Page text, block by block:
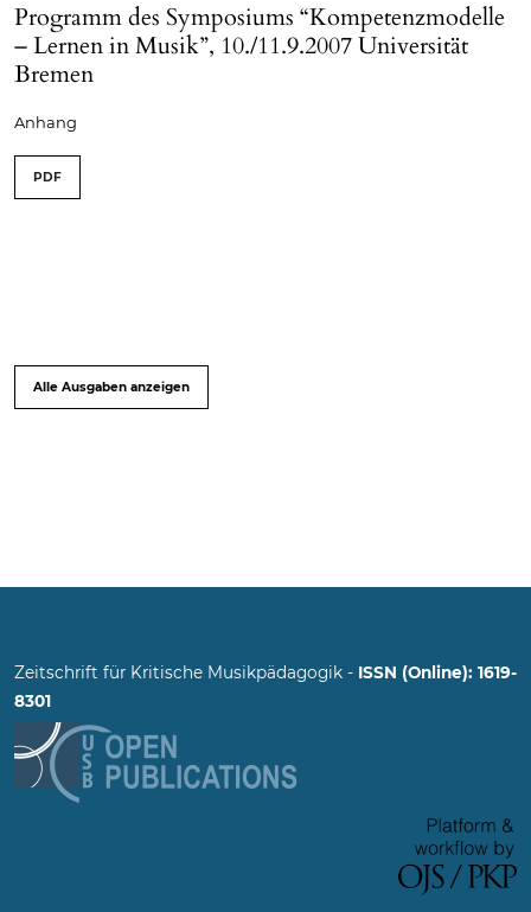
Programm des Symposiums “Kompetenzmodelle
– Lernen in Musik”, 10./11.9.2007 Universität
Bremen
Anhang
PDF
Alle Ausgaben anzeigen
Zeitschrift für Kritische Musikpädagogik - ISSN (Online): 1619-
8301